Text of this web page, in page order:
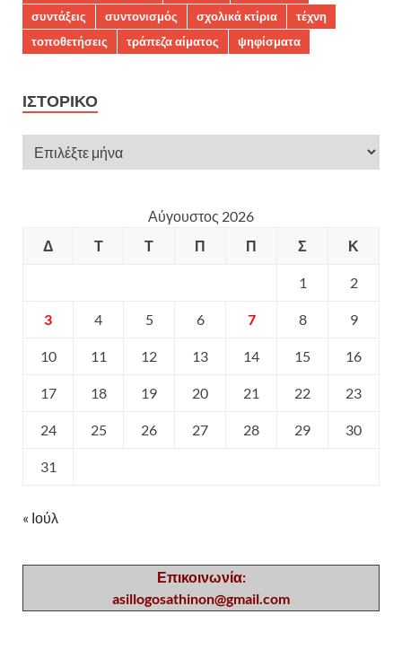
συντάξεις
συντονισμός σχολικά κτίρια
τέχνη
τοποθετήσεις
τράπεζα αίματος ψηφίσματα
ΙΣΤΟΡΙΚΌ
Αύγουστος 2026
Δ
Τ Τ Π Π Σ Κ
1 2
3 4 5 6 7 8 9
10 11 12 13 14 15 16
17 18 19 20 21 22 23
24 25 26 27 28 29 30
31
« Ιούλ
Επικοινωνία:
asillogosathinon@gmail.com